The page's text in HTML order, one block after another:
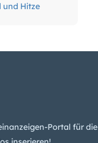
und Hitze
Unfall in
Portal für die
inserieren!